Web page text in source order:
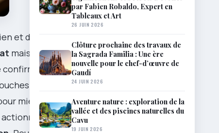
et de
mais aussi
confirment
mieux
actionnable,
par Fabien Robaldo, Expert en
Tableaux et Art
26 JUIN 2026
Clôture prochaine des travaux de
la Sagrada Familia : Une ère
nouvelle pour le chef-d’œuvre de
Gaudí
24 JUIN 2026
Aventure nature : exploration de la
vallée et des piscines naturelles du
Cavu
19 JUIN 2026